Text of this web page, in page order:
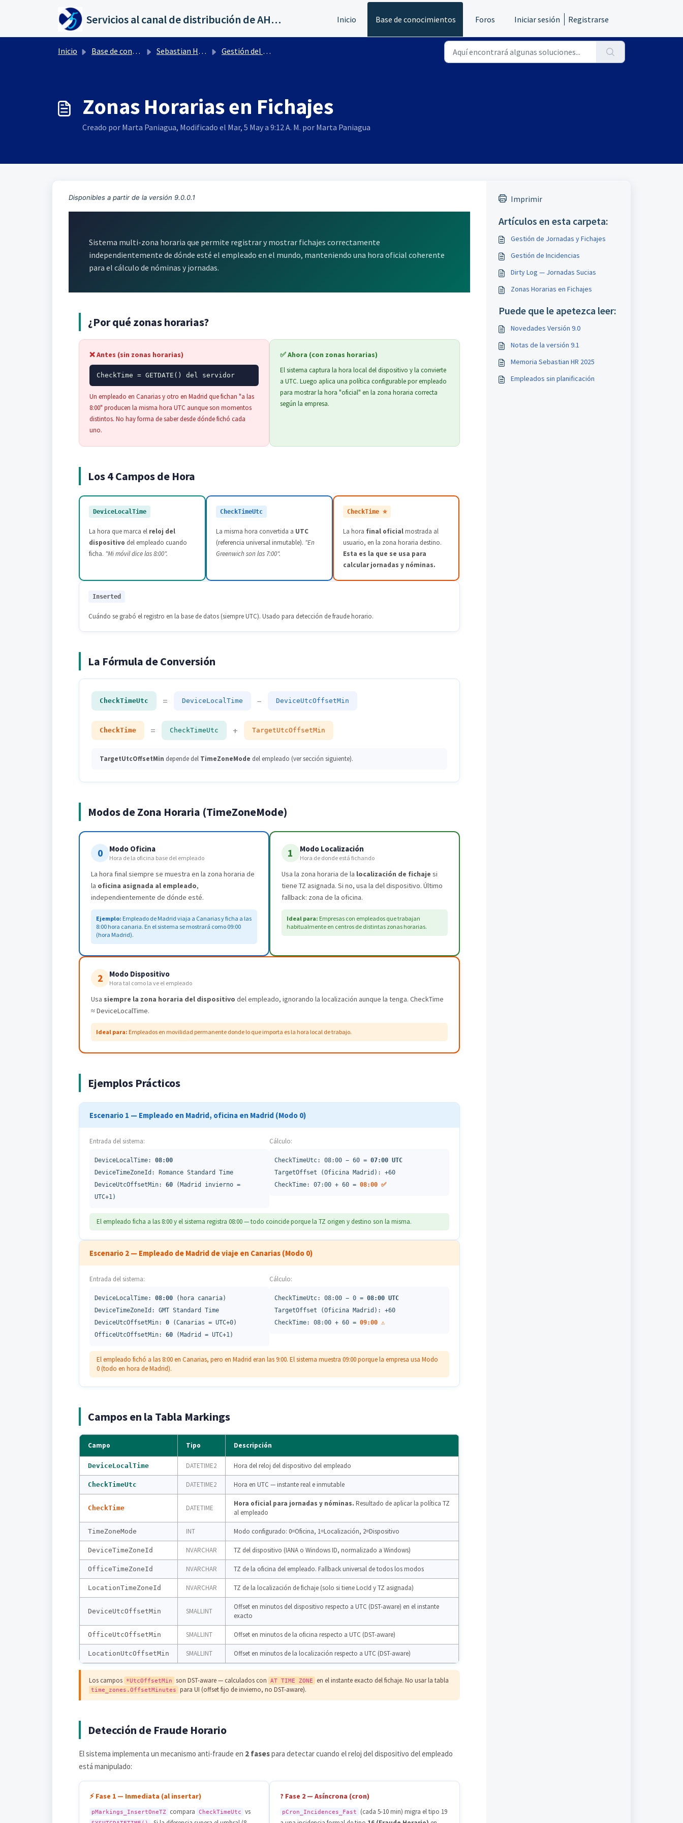
Servicios al canal de distribución de AHORA Inicio Base de conocimientos Foros Iniciar sesión Registrarse
Inicio Base de conocimientos Sebastian HR by flexygo Gestión del tiempo de trabajo
Zonas Horarias en Fichajes
Creado por Marta Paniagua, Modificado el Mar, 5 May a 9:12 A. M. por Marta Paniagua
Disponibles a partir de la versión 9.0.0.1
Sistema multi-zona horaria que permite registrar y mostrar fichajes correctamente
independientemente de dónde esté el empleado en el mundo, manteniendo una hora oficial coherente
para el cálculo de nóminas y jornadas.
¿Por qué zonas horarias?
❌ Antes (sin zonas horarias)
CheckTime = GETDATE() del servidor
Un empleado en Canarias y otro en Madrid que fichan "a las
8:00" producen la misma hora UTC aunque son momentos
distintos. No hay forma de saber desde dónde fichó cada
uno.
✅ Ahora (con zonas horarias)
El sistema captura la hora local del dispositivo y la convierte
a UTC. Luego aplica una política configurable por empleado
para mostrar la hora "oficial" en la zona horaria correcta
según la empresa.
Los 4 Campos de Hora
DeviceLocalTime
La hora que marca el reloj del
dispositivo del empleado cuando
ficha. "Mi móvil dice las 8:00".
CheckTimeUtc
La misma hora convertida a UTC
(referencia universal inmutable). "En
Greenwich son las 7:00".
CheckTime ⭐
La hora final oficialmostrada al
usuario, en la zona horaria destino.
Esta es la que se usa para
calcular jornadas y nóminas.
Inserted
Cuándo se grabó el registro en la base de datos (siempre UTC). Usado para detección de fraude horario.
La Fórmula de Conversión
CheckTimeUtc = DeviceLocalTime − DeviceUtcOffsetMin
CheckTime = CheckTimeUtc + TargetUtcOffsetMin
TargetUtcOffsetMin depende del TimeZoneMode del empleado (ver sección siguiente).
Modos de Zona Horaria (TimeZoneMode)
0 Modo Oficina
Hora de la oficina base del empleado
La hora final siempre se muestra en la zona horaria de
la oficina asignada al empleado,
independientemente de dónde esté.
Ejemplo: Empleado de Madrid viaja a Canarias y ficha a las
8:00 hora canaria. En el sistema se mostrará como 09:00
(hora Madrid).
1 Modo Localización
Hora de donde está fichando
Usa la zona horaria de la localización de fichaje si
tiene TZ asignada. Si no, usa la del dispositivo. Último
fallback: zona de la oficina.
Ideal para: Empresas con empleados que trabajan
habitualmente en centros de distintas zonas horarias.
2 Modo Dispositivo
Hora tal como la ve el empleado
Usa siempre la zona horaria del dispositivo del empleado, ignorando la localización aunque la tenga. CheckTime
≈ DeviceLocalTime.
Ideal para: Empleados en movilidad permanente donde lo que importa es la hora local de trabajo.
Ejemplos Prácticos
Escenario 1 — Empleado en Madrid, oficina en Madrid (Modo 0)
Entrada del sistema:
DeviceLocalTime: 08:00
DeviceTimeZoneId: Romance Standard Time
DeviceUtcOffsetMin: 60 (Madrid invierno =
UTC+1)
Cálculo:
CheckTimeUtc: 08:00 − 60 = 07:00 UTC
TargetOffset (Oficina Madrid): +60
CheckTime: 07:00 + 60 = 08:00 ✅
El empleado ficha a las 8:00 y el sistema registra 08:00 — todo coincide porque la TZ origen y destino son la misma.
Escenario 2 — Empleado de Madrid de viaje en Canarias (Modo 0)
Entrada del sistema:
DeviceLocalTime: 08:00 (hora canaria)
DeviceTimeZoneId: GMT Standard Time
DeviceUtcOffsetMin: 0 (Canarias = UTC+0)
OfficeUtcOffsetMin: 60 (Madrid = UTC+1)
Cálculo:
CheckTimeUtc: 08:00 − 0 = 08:00 UTC
TargetOffset (Oficina Madrid): +60
CheckTime: 08:00 + 60 = 09:00 ⚠️
El empleado fichó a las 8:00 en Canarias, pero en Madrid eran las 9:00. El sistema muestra 09:00 porque la empresa usa Modo
0 (todo en hora de Madrid).
Campos en la Tabla Markings
Campo Tipo Descripción
DeviceLocalTime DATETIME2 Hora del reloj del dispositivo del empleado
CheckTimeUtc DATETIME2 Hora en UTC — instante real e inmutable
CheckTime DATETIME
Hora oficial para jornadas y nóminas. Resultado de aplicar la política TZ
al empleado
TimeZoneMode INT Modo configurado: 0=Oficina, 1=Localización, 2=Dispositivo
DeviceTimeZoneId NVARCHAR TZ del dispositivo (IANA o Windows ID, normalizado a Windows)
OfficeTimeZoneId NVARCHAR TZ de la oficina del empleado. Fallback universal de todos los modos
LocationTimeZoneId NVARCHAR TZ de la localización de fichaje (solo si tiene LocId y TZ asignada)
DeviceUtcOffsetMin SMALLINT
Offset en minutos del dispositivo respecto a UTC (DST-aware) en el instante
exacto
OfficeUtcOffsetMin SMALLINT Offset en minutos de la oficina respecto a UTC (DST-aware)
LocationUtcOffsetMin SMALLINT Offset en minutos de la localización respecto a UTC (DST-aware)
Los campos *UtcOffsetMin son DST-aware — calculados con AT TIME ZONE en el instante exacto del fichaje. No usar la tabla
time_zones.OffsetMinutes para UI (offset fijo de invierno, no DST-aware).
Detección de Fraude Horario
El sistema implementa un mecanismo anti-fraude en 2 fasespara detectar cuando el reloj del dispositivo del empleado
está manipulado:
⚡ Fase 1 — Inmediata (al insertar)
pMarkings_InsertOneTZ compara CheckTimeUtc vs
? Fase 2 — Asíncrona (cron)
pCron_Incidences_Fast
(cada 5-10 min) migra el tipo 19
Imprimir
Artículos en esta carpeta:
Gestión de Jornadas y Fichajes
Gestión de Incidencias
Dirty Log — Jornadas Sucias
Zonas Horarias en Fichajes
Puede que le apetezca leer:
Novedades Versión 9.0
Notas de la versión 9.1
Memoria Sebastian HR 2025
Empleados sin planificación